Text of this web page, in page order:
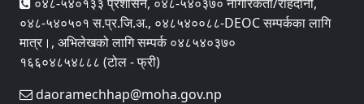
०४८-५४०५०१ स.प्र.जि.अ., ०४८५४००८८-DEOC सम्पर्कका लागि
मात्र।, अभिलेखको लागि सम्पर्क ०४८५४०३७०
१६६०४८५४८८८ (टोल - फ्री)
daoramechhap@moha.gov.np